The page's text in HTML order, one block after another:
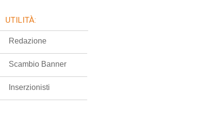
UTILITÀ:
Redazione
Scambio Banner
Inserzionisti